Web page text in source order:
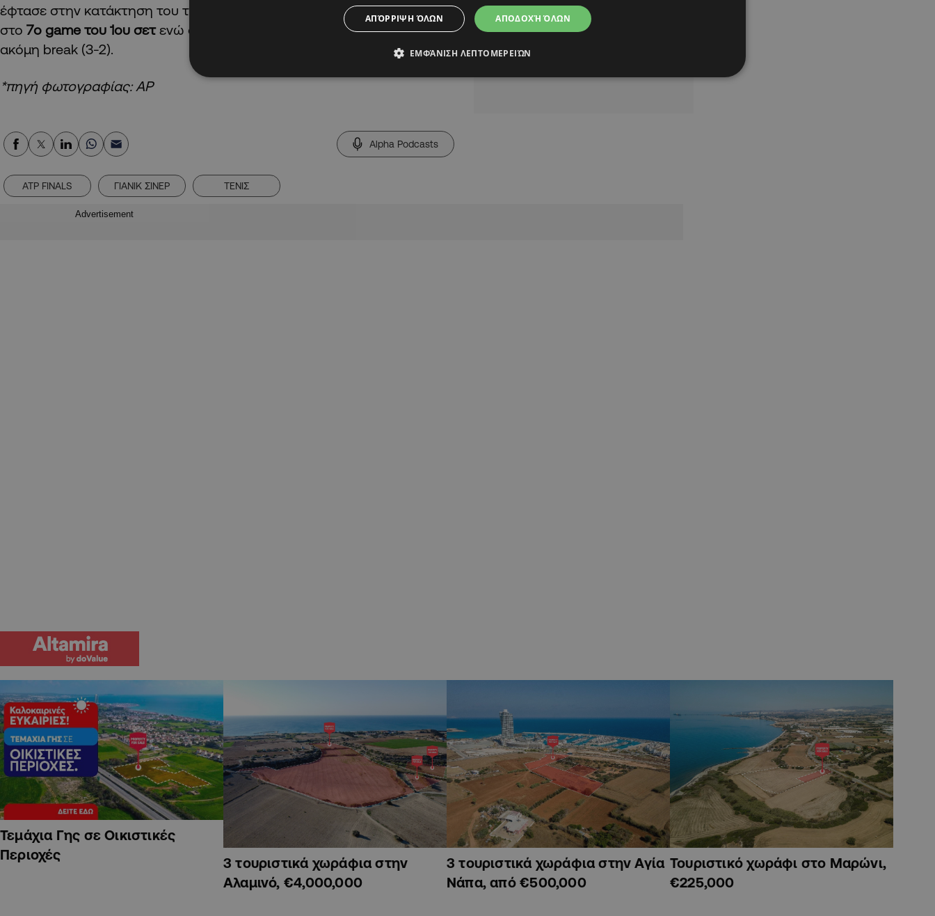
έφτασε στην κατάκτηση του τίτλου. Το πρώτο break του Σίνερ ήρθε
στο 7ο game του 1ου σετενώ στο 5ο game του 2ου σετέφασε σε ένα
ακόμη break (3-2).
*πηγή φωτογραφίας: ΑΡ
Alpha Podcasts
ATP FINALS ΓΙΑΝΙΚ ΣΙΝΕΡ ΤΕΝΙΣ
Advertisement
Τεμάχια Γης σε Οικιστικές
Περιοχές
3 τουριστικά χωράφια στην
Αλαμινό, €4,000,000
3 τουριστικά χωράφια στην Αγία
Νάπα, από €500,000
Τουριστικό χωράφι στο Μαρώνι,
€225,000
ΑΠΟΔΟΧΉ ΌΛΩΝ
ΑΠΌΡΡΙΨΗ ΌΛΩΝ
ΕΜΦΆΝΙΣΗ ΛΕΠΤΟΜΕΡΕΙΏΝ